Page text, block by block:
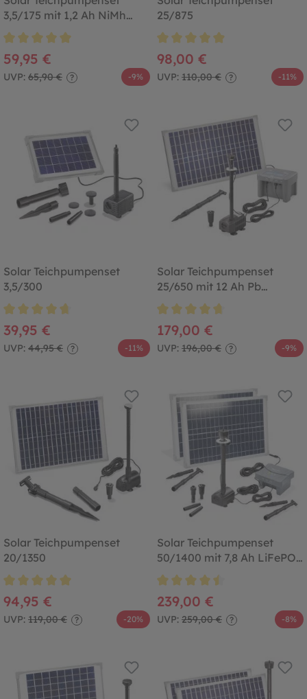
3,5/175 mit 1,2 Ah NiMh
Akkuspeicher
59,95 €
UVP: 65,90 € ? -9%
25/875
98,00 €
UVP: 110,00 € ? -11%
Solar Teichpumpenset
3,5/300
39,95 €
UVP: 44,95 € ? -11%
Solar Teichpumpenset
25/650 mit 12 Ah Pb
Akkuspeicher
179,00 €
UVP: 196,00 € ? -9%
Solar Teichpumpenset
20/1350
94,95 €
UVP: 119,00 € ? -20%
Solar Teichpumpenset
50/1400 mit 7,8 Ah LiFePO4
Akkuspeicher
239,00 €
UVP: 259,00 € ? -8%